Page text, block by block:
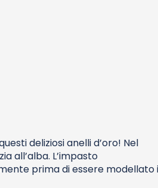
deliziosi anelli d’oro! Nel
all’alba. L’impasto
prima di essere modellato